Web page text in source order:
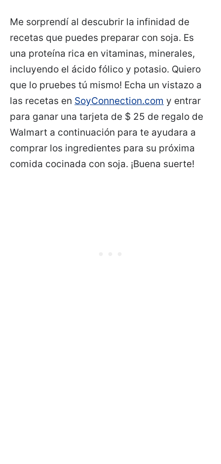
Me sorprendí al descubrir la infinidad de
recetas que puedes preparar con soja. Es
una proteína rica en vitaminas, minerales,
incluyendo el ácido fólico y potasio. Quiero
que lo pruebes tú mismo! Echa un vistazo a
las recetas en SoyConnection.com y entrar
para ganar una tarjeta de $ 25 de regalo de
Walmart a continuación para te ayudara a
comprar los ingredientes para su próxima
comida cocinada con soja. ¡Buena suerte!